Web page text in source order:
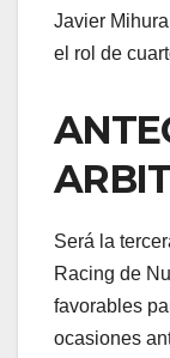
Javier
el rol de
Será la
Racing de
favorables
ocasiones